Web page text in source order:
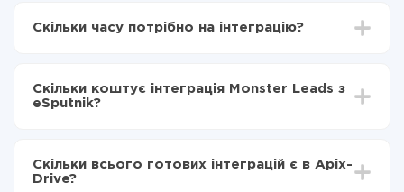
Вибираєте які дані передавати з Monster Leads в
Тепер дані будуть автоматично передаватися з
Monster Leads в eSputnik
Скільки часу потрібно на інтеграцію?
становити від 5-ти до 30-хвилин. У середньому
налаштування займає 10-15 хвилин.
Скільки коштує інтеграція Monster Leads з
eSputnik?
Ви оплачуєте лише кількість даних, які за фактом
передаються з однієї вашої системи в іншу через
Скільки всього готових інтеграцій є в Apix-
Drive?